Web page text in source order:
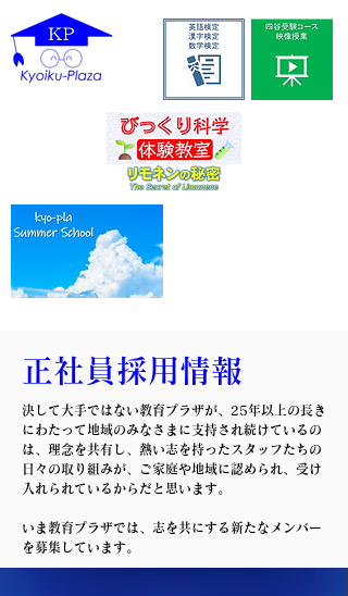
正社員採用情報
決して大手ではない教育プラザが、25年以上の長き
にわたって地域のみなさまに支持され続けているの
は、理念を共有し、熱い志を持ったスタッフたちの
日々の取り組みが、ご家庭や地域に認められ、受け
入れられているからだと思います。
​いま教育プラザでは、志を共にする新たなメンバー
を募集しています。